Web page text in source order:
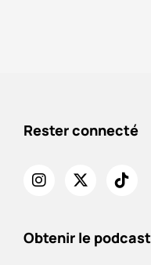
Rester connecté
Obtenir le podcast